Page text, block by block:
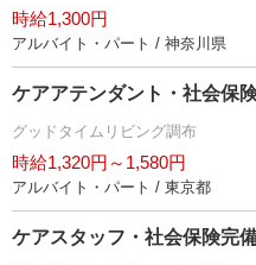
時給1,300円
アルバイト・パート / 神奈川県
ケアアテンダント・社会保
グッドタイムリビング調布
時給1,320円～1,580円
アルバイト・パート / 東京都
ケアスタッフ・社会保険完